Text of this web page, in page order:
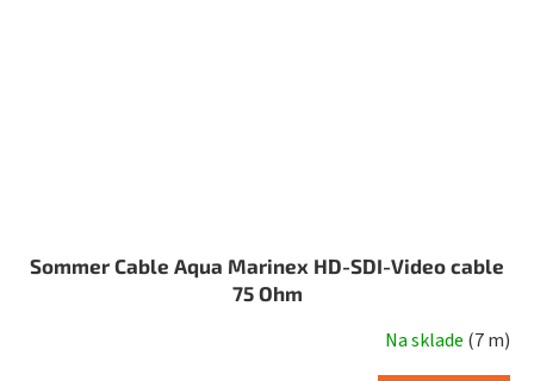
Sommer Cable Aqua Marinex HD-SDI-Video cable
75 Ohm
Na sklade (7 m)